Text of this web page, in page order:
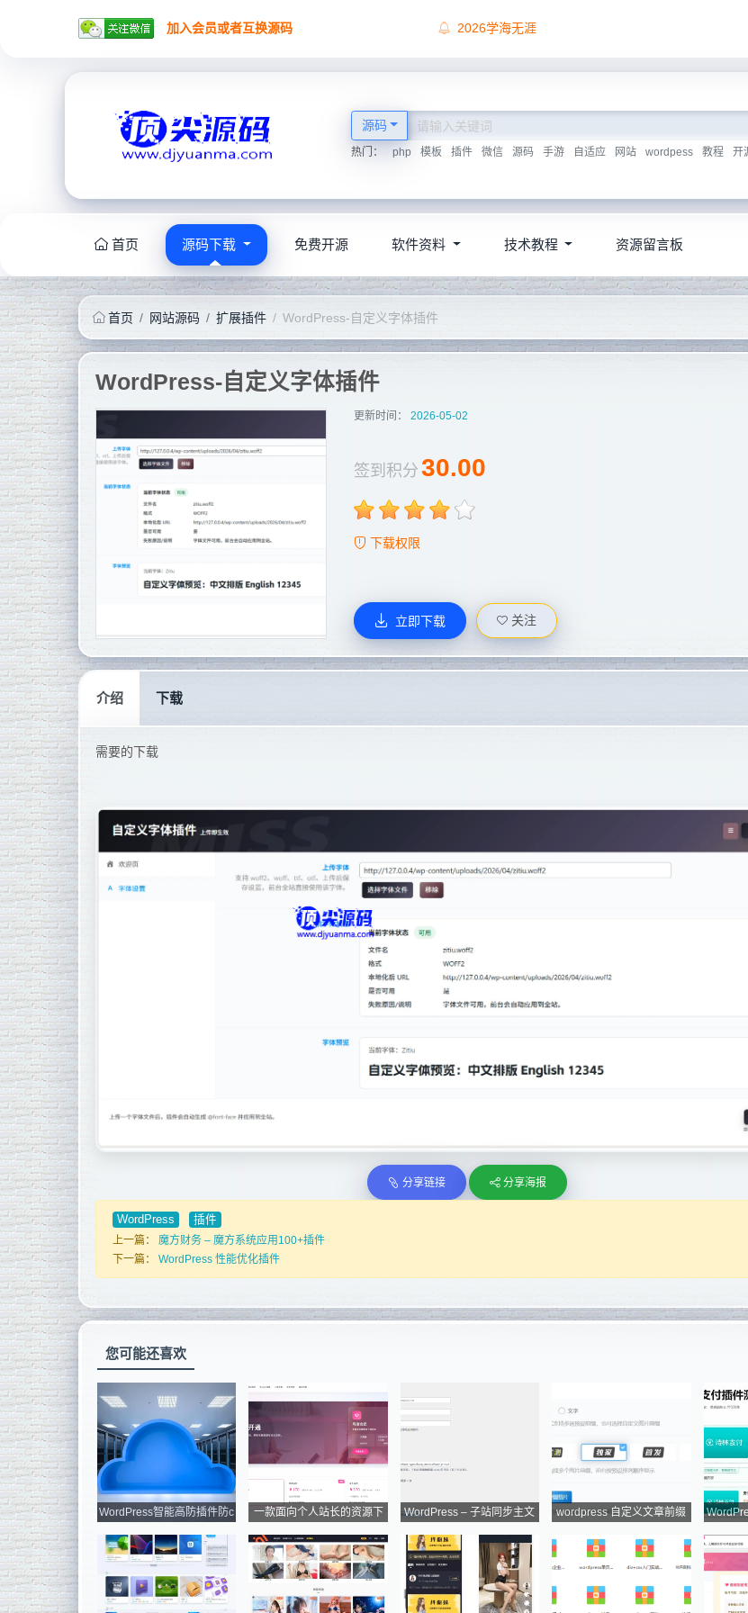
加入会员或者互换源码 顶尖源码唯一联系方式，慎防上当受骗！
源码
热门： php 模板 插件 微信 源码 手游 自适应 网站 wordpess 教程 开
首页 源码下载 免费开源 软件资料 技术教程 资源留言板
首页 网站源码 扩展插件 WordPress-自定义字体插件
WordPress-自定义字体插件
更新时间： 2026-05-02
签到积分 30.00
下载权限
立即下载 关注
介绍 下载
需要的下载
分享链接 分享海报
WordPress
插件
上一篇： 魔方财务 – 魔方系统应用100+插件
下一篇： WordPress 性能优化插件
您可能还喜欢
WordPress智能高防插件防c
一款面向个人站长的资源下
WordPress – 子站同步主文
wordpress 自定义文章前缀